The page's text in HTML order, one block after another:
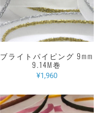
ブライトパイピング 9mm
9.14M巻
¥1,960